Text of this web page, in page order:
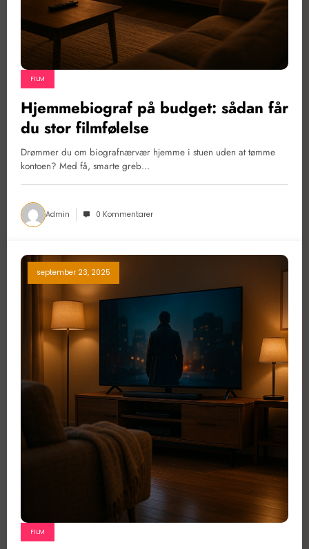
FILM
Hjemmebiograf på budget: sådan får
du stor filmfølelse
Drømmer du om biografnærvær hjemme i stuen uden at tømme
kontoen? Med få, smarte greb…
Admin 0 Kommentarer
september 23, 2025
FILM